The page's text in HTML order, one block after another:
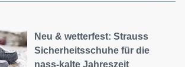
Neu & wetterfest: Strauss
Sicherheitsschuhe für die
nass-kalte Jahreszeit